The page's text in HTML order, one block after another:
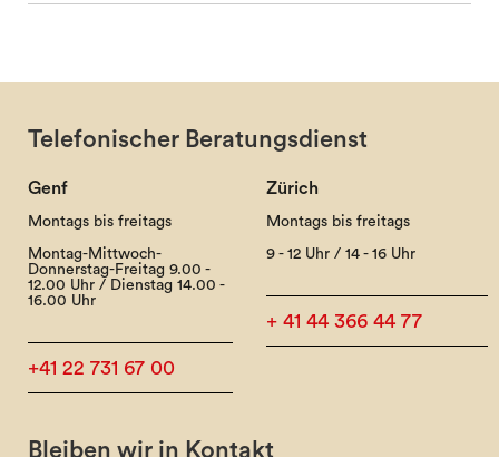
Telefonischer Beratungsdienst
Genf
Montags bis freitags
Montag-Mittwoch-
Donnerstag-Freitag 9.00 -
12.00 Uhr / Dienstag 14.00 -
16.00 Uhr
+41 22 731 67 00
Zürich
Montags bis freitags
9 - 12 Uhr / 14 - 16 Uhr
+ 41 44 366 44 77
Bleiben wir in Kontakt